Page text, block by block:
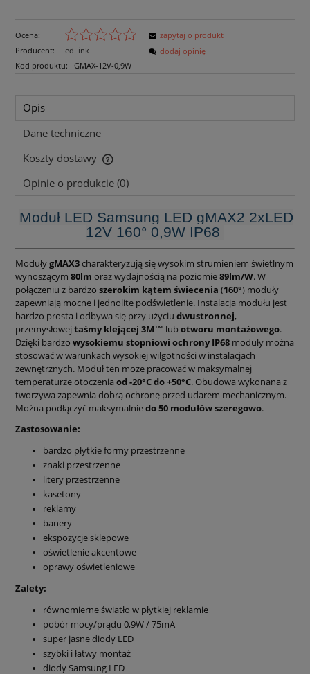
Ocena:
Producent:
LedLink
Kod produktu:
GMAX-12V-0,9W
zapytaj o produkt
dodaj opinię
Opis
Dane techniczne
Koszty dostawy
Cena nie zawiera ewentualnych kosztów płatności
Opinie o produkcie (0)
Moduł LED Samsung LED gMAX2 2xLED
12V 160° 0,9W IP68
ModułygMAX3charakteryzują się wysokim strumieniem świetlnym
wynoszącym 80lm oraz wydajnością na poziomie89lm/W. W
połączeniu z bardzo szerokim kątem świecenia (160°) moduły
zapewniają mocne i jednolite podświetlenie. Instalacja modułu jest
bardzo prosta i odbywa się przy użyciu dwustronnej,
przemysłowej taśmy klejącej 3M™ lubotworu montażowego.
Dzięki bardzo wysokiemu stopniowi ochrony IP68 moduły można
stosować w warunkach wysokiej wilgotności w instalacjach
zewnętrznych. Moduł ten może pracować w maksymalnej
temperaturze otoczenia od -20°C do +50°C. Obudowa wykonana z
tworzywa zapewnia dobrą ochronę przed udarem mechanicznym.
Można podłączyć maksymalniedo 50 modułów szeregowo.
Zastosowanie:
bardzo płytkie formy przestrzenne
znaki przestrzenne
litery przestrzenne
kasetony
reklamy
banery
ekspozycje sklepowe
oświetlenie akcentowe
oprawy oświetleniowe
Zalety:
równomierne światło w płytkiej reklamie
pobór mocy/prądu 0,9W / 75mA
super jasne diody LED
szybki i łatwy montaż
diody Samsung LED